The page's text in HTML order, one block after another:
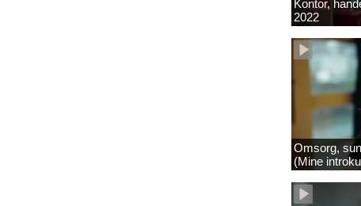
Kontor,
2022
Omsorg,
(Mine